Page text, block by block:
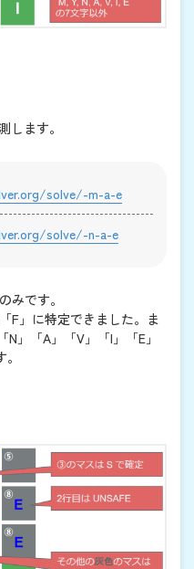
します。
solve/-m-a-e
solve/-n-a-e
みです。
」に特定できました。ま
」「A」「V」「I」「E」